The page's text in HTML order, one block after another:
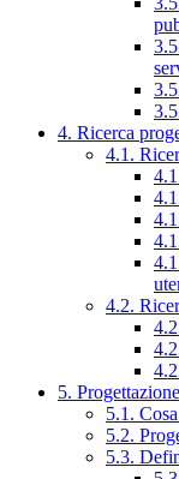
4. Ricerca
4.1.
4.2.
5.
5.1.
5.2.
5.3.